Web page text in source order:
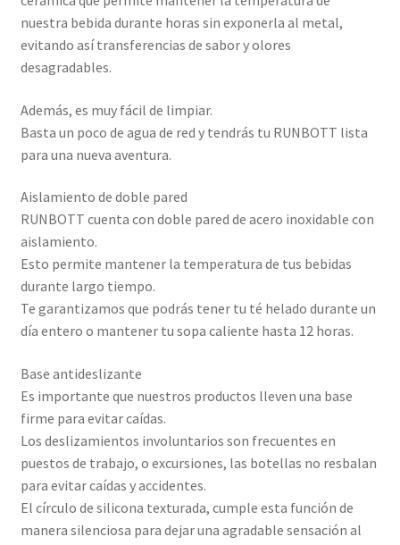
nuestra bebida durante horas sin exponerla al metal,
evitando así transferencias de sabor y olores
desagradables.
Además, es muy fácil de limpiar.
Basta un poco de agua de red y tendrás tu RUNBOTT lista
para una nueva aventura.
Aislamiento de doble pared
RUNBOTT cuenta con doble pared de acero inoxidable con
aislamiento.
Esto permite mantener la temperatura de tus bebidas
durante largo tiempo.
Te garantizamos que podrás tener tu té helado durante un
día entero o mantener tu sopa caliente hasta 12 horas.
Base antideslizante
Es importante que nuestros productos lleven una base
firme para evitar caídas.
Los deslizamientos involuntarios son frecuentes en
puestos de trabajo, o excursiones, las botellas no resbalan
para evitar caídas y accidentes.
El círculo de silicona texturada, cumple esta función de
manera silenciosa para dejar una agradable sensación al